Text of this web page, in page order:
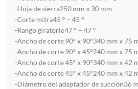
-Hoja de sierra250 mm x 30 mm
-Corte mitra45 ° – 45 °
-Rango giratorio47 ° – 47 °
-Ancho de corte 90° x 90°340 mm x 75
-Ancho de corte 90° x 45°240 mm x 75
-Ancho de corte 45° x 90°340 mm x 42
-Ancho de corte 45° x 45°240 mm x 42
-Diámetro del adaptador de succión36